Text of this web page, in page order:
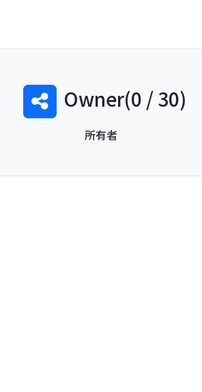
Owner(0 / 30)
所有者